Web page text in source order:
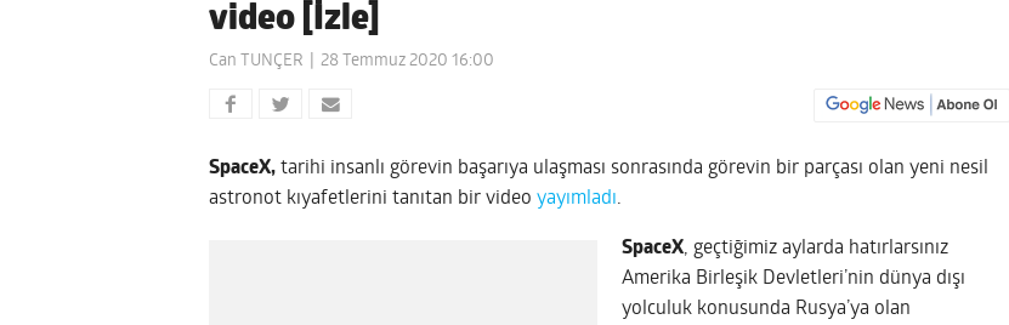
video [İzle]
Can TUNÇER 28 Temmuz 2020 16:00
SpaceX, tarihi insanlı görevin başarıya ulaşması sonrasında görevin bir parçası olan yeni nesil
astronot kıyafetlerini tanıtan bir video yayımladı.
SpaceX, geçtiğimiz aylarda hatırlarsınız
Amerika Birleşik Devletleri’nin dünya dışı
yolculuk konusunda Rusya’ya olan